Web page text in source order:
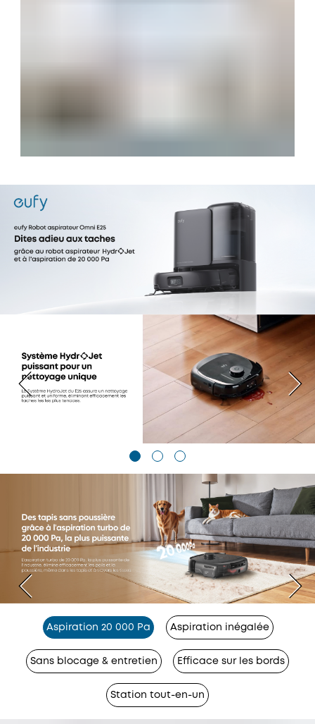
Aspiration 20 000 Pa Aspiration inégalée
Sans blocage & entretien Efficace sur les bords
Station tout-en-un